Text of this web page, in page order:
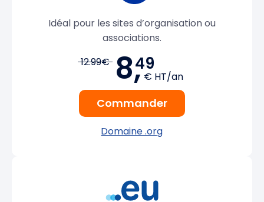
Idéal pour les sites d’organisation ou
associations.
12.99€ 8,49
€ HT/an
Commander
Domaine .org